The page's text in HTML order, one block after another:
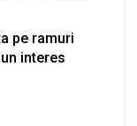
pe ramuri
interes